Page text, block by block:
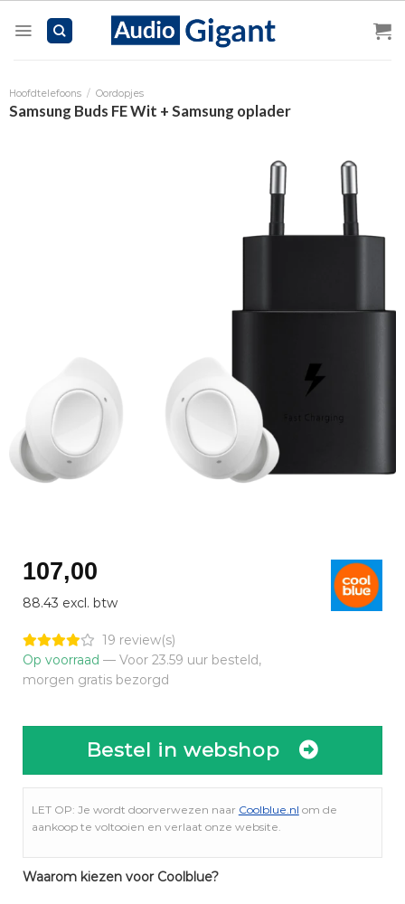
Hoofdtelefoons / Oordopjes
Samsung Buds FE Wit + Samsung oplader
107,00
88.43 excl. btw
19 review(s)
Op voorraad — Voor 23.59 uur besteld,
morgen gratis bezorgd
Bestel in webshop
LET OP: Je wordt doorverwezen naar Coolblue.nl om de
aankoop te voltooien en verlaat onze website.
Waarom kiezen voor Coolblue?